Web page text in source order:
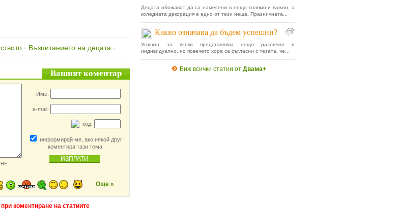
· Възпитанието на децата ·
Вашият коментар
НЕ
Име:
e-mail:
код:
информирай ме, ако някой друг
коментира тази тема
Още »
коментиране на статиите
Децата обожават да са намесени в нещо голямо и важно, а
коледната декорация е едно от тези неща. Празничната...
Какво означава да бъдем успешни?
Успехът за всеки представлява нещо различно и
индивидуално, но повечето хора са съгласни с тезата, че...
Виж всички статии от Двама+